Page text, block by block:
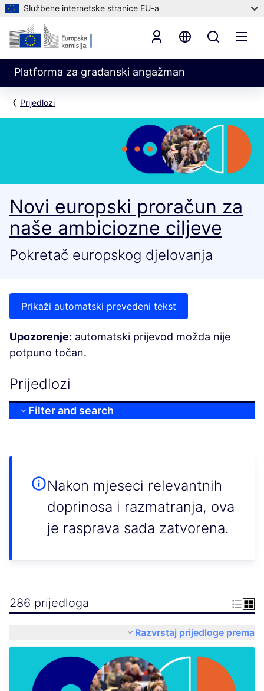
Službene internetske stranice EU-a
Platforma za građanski angažman
Prijedlozi
Novi europski proračun za
naše ambiciozne ciljeve
Pokretač europskog djelovanja
Prikaži automatski prevedeni tekst
Upozorenje: automatski prijevod možda nije
potpuno točan.
Prijedlozi
Filter and search
Nakon mjeseci relevantnih
doprinosa i razmatranja, ova
je rasprava sada zatvorena.
286 prijedloga
Razvrstaj prijedloge prema